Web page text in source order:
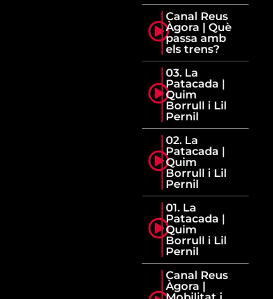
Canal Reus
Àgora | Què
passa amb
els trens?
03. La
Patacada |
Quim
Borrull i Lil
Pernil
02. La
Patacada |
Quim
Borrull i Lil
Pernil
01. La
Patacada |
Quim
Borrull i Lil
Pernil
Canal Reus
Àgora |